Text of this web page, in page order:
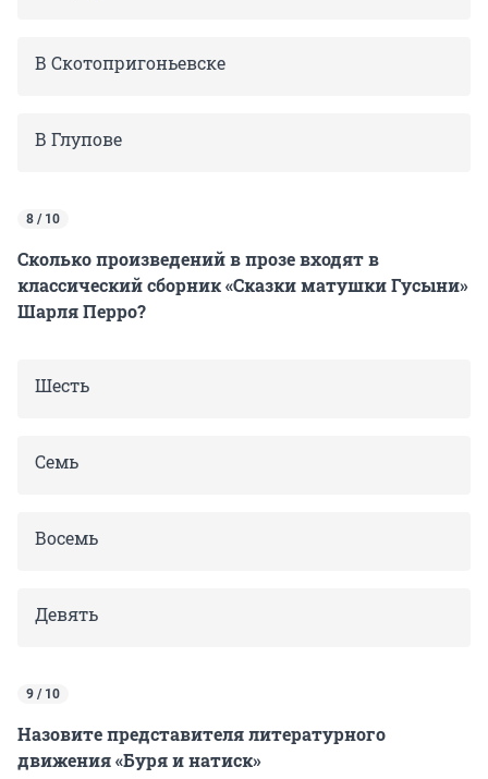
В Скотопригоньевске
В Глупове
8 / 10
Сколько произведений в прозе входят в
классический сборник «Сказки матушки Гусыни»
Шарля Перро?
Шесть
Семь
Восемь
Девять
9 / 10
Назовите представителя литературного
движения «Буря и натиск»